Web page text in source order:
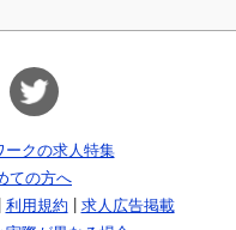
ークの求人特集
ての方へ
利用規約
求人広告掲載